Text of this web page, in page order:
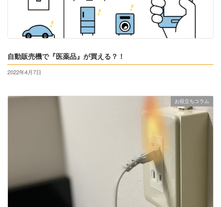
自動販売機で『医薬品』が買える？！
2022年4月7日
お役立ちコラム